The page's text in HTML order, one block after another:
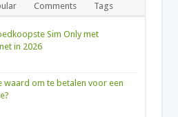
Comments Tags
Sim Only met
in 2026
waard om te betalen voor een